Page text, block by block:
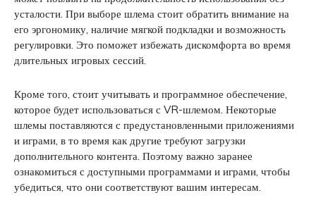
усталости. При выборе шлема стоит обратить внимание на
его эргономику, наличие мягкой подкладки и возможность
регулировки. Это поможет избежать дискомфорта во время
длительных игровых сессий.
Кроме того, стоит учитывать и программное обеспечение,
которое будет использоваться с VR-шлемом. Некоторые
шлемы поставляются с предустановленными приложениями
и играми, в то время как другие требуют загрузки
дополнительного контента. Поэтому важно заранее
ознакомиться с доступными программами и играми, чтобы
убедиться, что они соответствуют вашим интересам.